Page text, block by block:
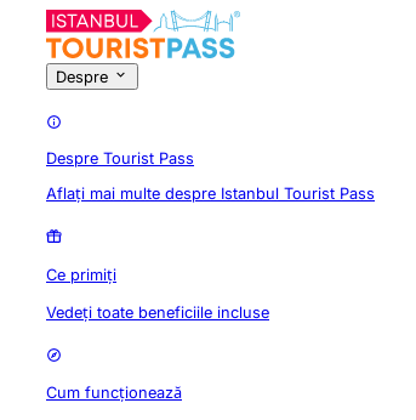
Despre
Despre Tourist Pass
Aflați mai multe despre Istanbul Tourist Pass
Ce primiți
Vedeți toate beneficiile incluse
Cum funcționează